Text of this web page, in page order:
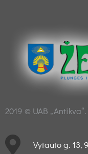
2019 © UAB
Vytauto g. 13,